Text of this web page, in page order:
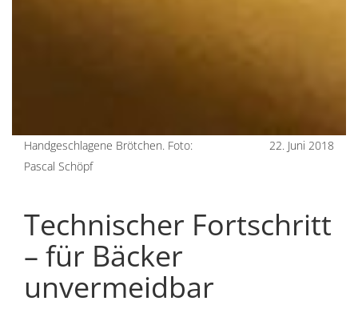
Handgeschlagene Brötchen. Foto:
Pascal Schöpf
22. Juni 2018
Technischer Fortschritt
– für Bäcker
unvermeidbar